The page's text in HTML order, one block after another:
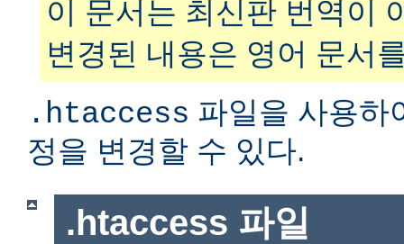
이 문서는 최신판 번역이
변경된 내용은 영어 문서
.htaccess 파일을 사용하
정을 변경할 수 있다.
.htaccess 파일